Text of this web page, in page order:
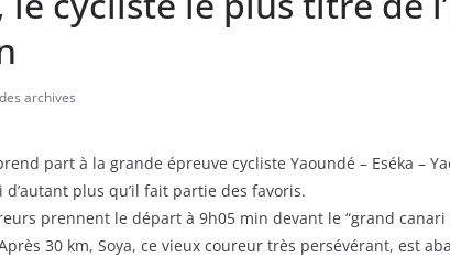
archives
part à la grande épreuve cycliste Yaoundé – Eséka –
plus qu’il fait partie des favoris.
prennent le départ à 9h05 min devant le “grand canari
30 km, Soya, ce vieux coureur très persévérant, est